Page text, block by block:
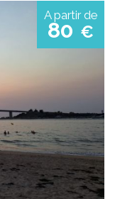
A partir de
80 €